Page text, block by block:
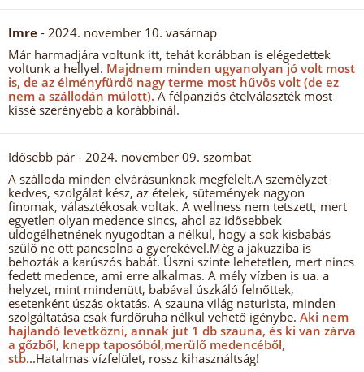
Imre - 2024. november 10. vasárnap
Már harmadjára voltunk itt, tehát korábban is elégedettek
voltunk a hellyel. Majdnem minden ugyanolyan jó volt most
is, de az élményfürdő nagy terme most hűvös volt (de ez
nem a szállodán múlott). A félpanziós ételválaszték most
kissé szerényebb a korábbinál.
Idősebb pár - 2024. november 09. szombat
A szálloda minden elvárásunknak megfelelt.A személyzet
kedves, szolgálat kész, az ételek, sütemények nagyon
finomak, választékosak voltak. A wellness nem tetszett, mert
egyetlen olyan medence sincs, ahol az idősebbek
üldögélhetnének nyugodtan a nélkül, hogy a sok kisbabás
szülő ne ott pancsolna a gyerekével.Még a jakuzziba is
behozták a karúszós babát. Úszni szinte lehetetlen, mert nincs
fedett medence, ami erre alkalmas. A mély vízben is ua. a
helyzet, mint mindenütt, babával úszkáló felnőttek,
esetenként úszás oktatás. A szauna világ naturista, minden
szolgáltatása csak fürdőruha nélkül vehető igénybe. Aki nem
hajlandó levetkőzni, annak jut 1 db szauna, és ki van zárva
a gőzből, knepp taposóból,merülő medencéből,
stb...Hatalmas vízfelület, rossz kihasználtság!